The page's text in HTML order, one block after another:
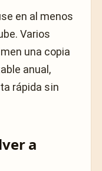
en al menos
Varios
una copia
anual,
rápida sin
a